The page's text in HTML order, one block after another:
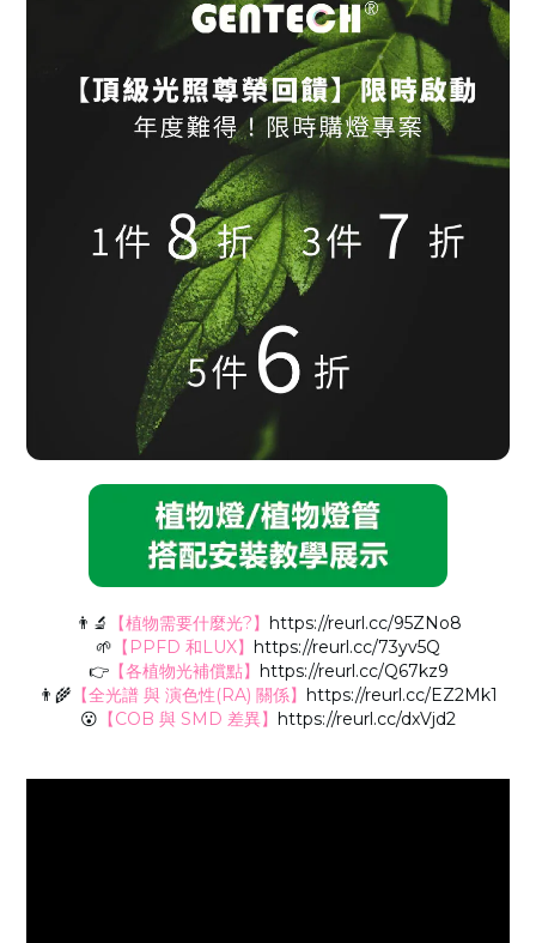
👨‍🔬 【植物需要什麼光?】
https://reurl.cc/95ZNo8
🌱 【PPFD 和LUX】
https://reurl.cc/73yv5Q
👉【各植物光補償點】
https://reurl.cc/Q67kz9
👨‍🌾 【全光譜 與 演色性(RA) 關係】
https://reurl.cc/EZ2Mk1
😮 【COB 與 SMD 差異】 https://reurl.cc/dxVjd2